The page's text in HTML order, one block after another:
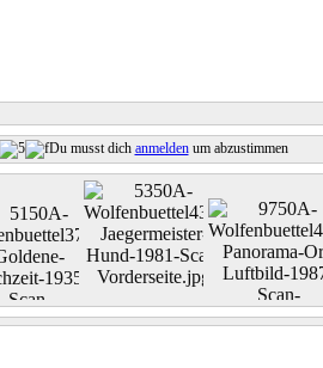
Du musst dich anmeldenum abzustimmen